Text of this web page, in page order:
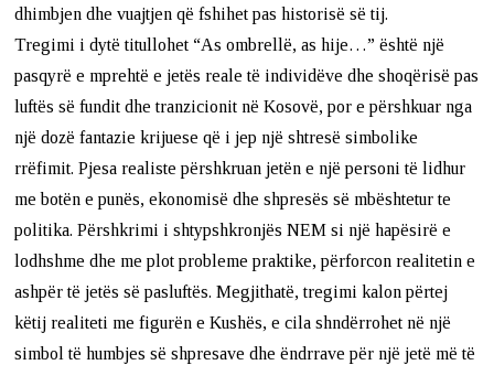
dhimbjen dhe vuajtjen që fshihet pas historisë së tij.
Tregimi i dytë titullohet “As ombrellë, as hije…” është një
pasqyrë e mprehtë e jetës reale të individëve dhe shoqërisë pas
luftës së fundit dhe tranzicionit në Kosovë, por e përshkuar nga
një dozë fantazie krijuese që i jep një shtresë simbolike
rrëfimit. Pjesa realiste përshkruan jetën e një personi të lidhur
me botën e punës, ekonomisë dhe shpresës së mbështetur te
politika. Përshkrimi i shtypshkronjës NEM si një hapësirë e
lodhshme dhe me plot probleme praktike, përforcon realitetin e
ashpër të jetës së pasluftës. Megjithatë, tregimi kalon përtej
këtij realiteti me figurën e Kushës, e cila shndërrohet në një
simbol të humbjes së shpresave dhe ëndrrave për një jetë më të